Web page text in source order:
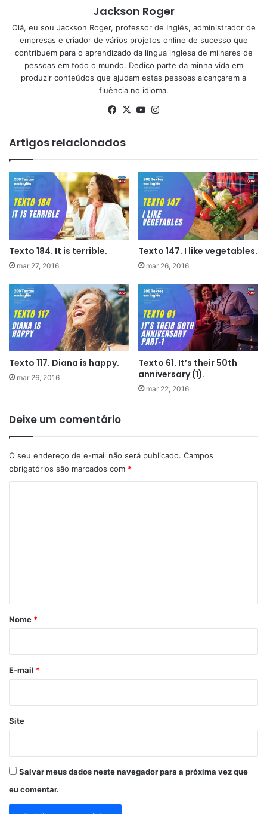
Jackson Roger
Olá, eu sou Jackson Roger, professor de Inglês, administrador de
empresas e criador de vários projetos online de sucesso que
contribuem para o aprendizado da língua inglesa de milhares de
pessoas em todo o mundo. Dedico parte da minha vida em
produzir conteúdos que ajudam estas pessoas alcançarem a
fluência no idioma.
Facebook
X YouTube
Artigos relacionados
Texto 184. It is terrible.
mar 27, 2016
Texto 147. I like vegetables.
mar 26, 2016
Texto 117. Diana is happy.
mar 26, 2016
Texto 61. It’s their 50th
anniversary (1).
mar 22, 2016
Deixe um comentário
O seu endereço de e-mail não será publicado. Campos
obrigatórios são marcados com *
r
*
Nome *
E-mail *
Site
Salvar meus dados neste navegador para a próxima vez que
eu comentar.